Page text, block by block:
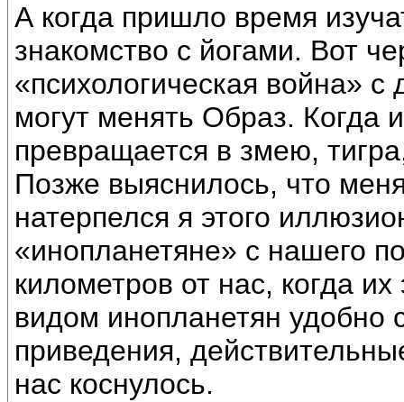
А когда пришло время
знакомство с йогами. Вот
«психологическая война»
могут менять Образ. Когда
превращается в змею,
Позже выяснилось, что
натерпелся я этого
«инопланетяне» с нашего
километров от нас, когда
видом инопланетян удобно
приведения,
нас коснулось.